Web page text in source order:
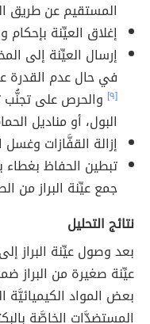
المستقيم عن طريق
إغلاق العيِّنة
إرسال العيِّنة إلى
في حال عدم القدرة
[٩] والحرص على تجنُّب
البول، أو مناديل
إزالة القفَّازات وغسل
تبطين الحفاظ
جمع عيِّنة البراز من
نتائج التحليل
بعد وصول عيِّنة البراز
عيِّنة صغيرة من البراز
بعض المواد
المستضدَّات الخاصَّة